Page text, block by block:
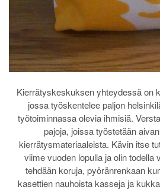
Kierrätyskeskuksen yhteydessä on
jossa työskentelee paljon
työtoiminnassa olevia ihmisiä.
pajoja, joissa työstetään
kierrätysmateriaaleista. Kävin itse
viime vuoden lopulla ja olin todella
tehdään koruja, pyöränrenkaan
kasettien nauhoista kasseja ja